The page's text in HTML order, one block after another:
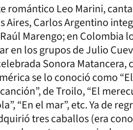
romántico Leo Marini,
Aires, Carlos Argentino
Marengo; en Colombia
en los grupos de Julio
Sonora Matancera,
se lo conoció como
de Troilo, “El
“En el mar”, etc. Ya de
tres caballos (era